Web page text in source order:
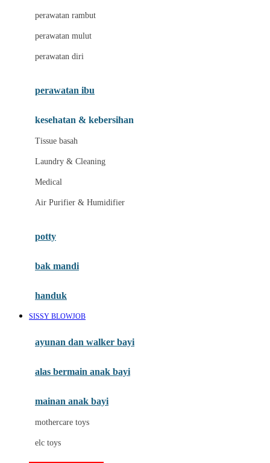
Love To Dream
M
Magformers
Mamaway
Maxi Cosi
Megabloks
Micro
MiDeer
Moby
My Buddy Tag
My K
perawatan rambut
perawatan mulut
perawatan diri
perawatan ibu
kesehatan & kebersihan
Tissue basah
Laundry & Cleaning
Medical
Air Purifier & Humidifier
potty
bak mandi
handuk
SISSY BLOWJOB
ayunan dan walker bayi
alas bermain anak bayi
mainan anak bayi
mothercare toys
elc toys